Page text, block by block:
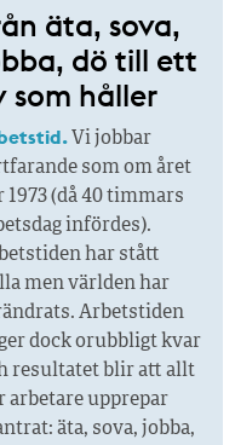
äta, sova,
dö till ett
som håller
Vi jobbar
som om året
1973 (då 40 timmars
infördes).
har stått
men världen har
Arbetstiden
dock orubbligt kvar
resultatet blir att allt
arbetare upprepar
äta, sova, jobba,